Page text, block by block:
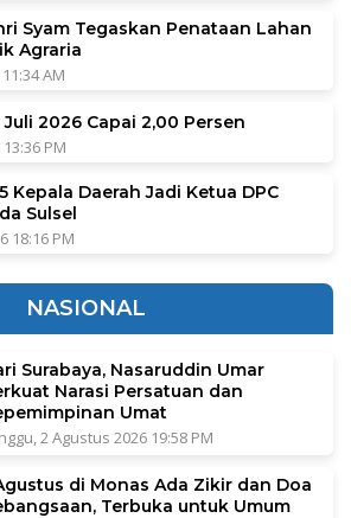
Syam Tegaskan Penataan Lahan
Agraria
AM
Juli 2026 Capai 2,00 Persen
PM
Kepala Daerah Jadi Ketua DPC
Sulsel
18:16 PM
NASIONAL
Surabaya, Nasaruddin Umar
Narasi Persatuan dan
Umat
2 Agustus 2026 19:58 PM
di Monas Ada Zikir dan Doa
Terbuka untuk Umum